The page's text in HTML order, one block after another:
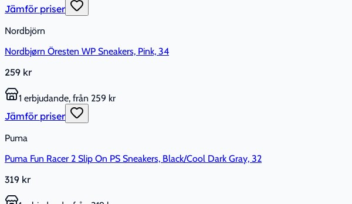
Jämför priser
Nordbjörn
Nordbjørn Öresten WP Sneakers, Pink, 34
259 kr
1 erbjudande, från 259 kr
Jämför priser
Puma
Puma Fun Racer 2 Slip On PS Sneakers, Black/Cool Dark Gray, 32
319 kr